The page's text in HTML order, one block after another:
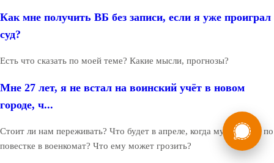
Как мне получить ВБ без записи, если я уже проиграл
суд?
Есть что сказать по моей теме? Какие мысли, прогнозы?
Мне 27 лет, я не встал на воинский учёт в новом
городе, ч...
Стоит ли нам переживать? Что будет в апреле, когда муж придет по
повестке в военкомат? Что ему может грозить?
Бесплатная
консультация
8 (800) 775-35-89